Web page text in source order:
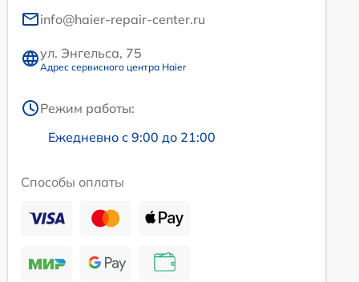
info@haier-repair-center.ru
ул. Энгельса, 75
Адрес сервисного центра Haier
Режим работы:
Ежедневно с 9:00 до 21:00
Способы оплаты